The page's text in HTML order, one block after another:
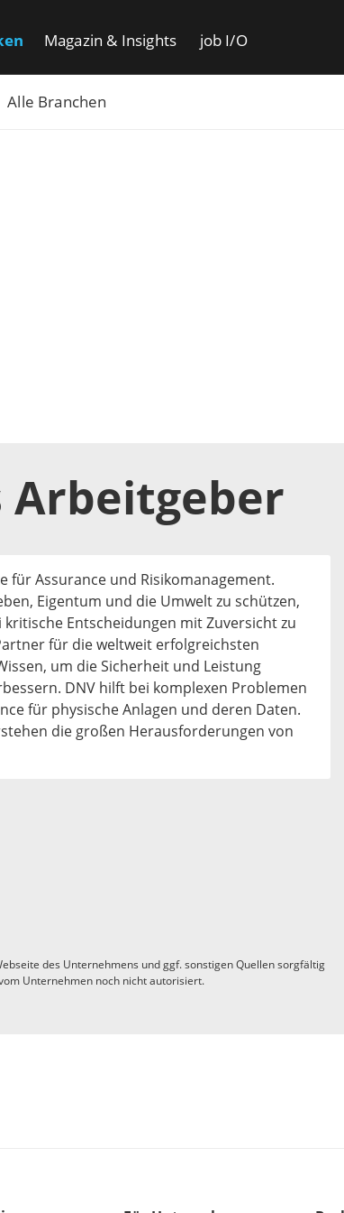
Alle Branchen
Magazin & Insights job I/O
Arbeitgeber
für Assurance und Risikomanagement.
Eigentum und die Umwelt zu schützen,
Entscheidungen mit Zuversicht zu
für die weltweit erfolgreichsten
um die Sicherheit und Leistung
DNV hilft bei komplexen Problemen
für physische Anlagen und deren Daten.
die großen Herausforderungen von
des Unternehmens und ggf. sonstigen Quellen sorgfältig
Unternehmen noch nicht autorisiert.